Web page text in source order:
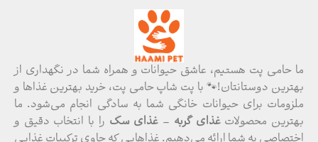
ما حامی پت هستیم، عاشق حیوانات و همراه شما در نگهداری از
بهترین دوستانتان!🐾 با پت شاپ حامی پت، خرید بهترین غذاها و
ملزومات برای حیوانات خانگی شما به سادگی انجام می‌شود. ما
بهترین محصولاتغذای گربه – غذای سگ را با انتخاب دقیق و